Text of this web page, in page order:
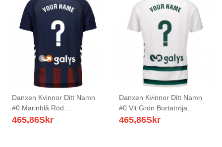
Danxen Kvinnor Ditt Namn
#0 Marinblå Röd
Hemmatröja Matchtröjor
465,86Skr
Danxen Kvinnor Ditt Namn
#0 Vit Grön Bortatröja
Matchtröjor 2025/26 Tröjor
465,86Skr